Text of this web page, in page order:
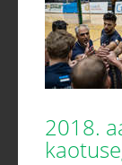
2018.